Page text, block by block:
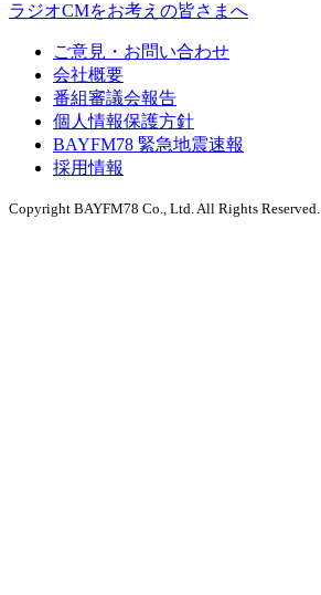
ラジオCMをお考えの皆さまへ
ご意見・お問い合わせ
会社概要
番組審議会報告
個人情報保護方針
BAYFM78 緊急地震速報
採用情報
Copyright BAYFM78 Co., Ltd. All Rights Reserved.